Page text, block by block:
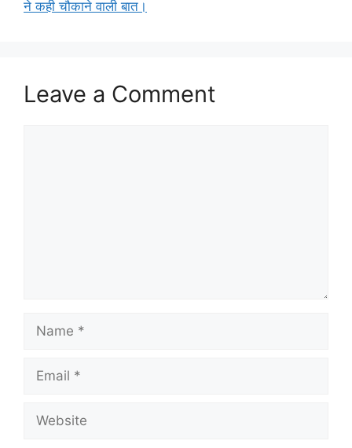
ने कही चौकाने वाली बात।
Leave a Comment
Name
Email
Website